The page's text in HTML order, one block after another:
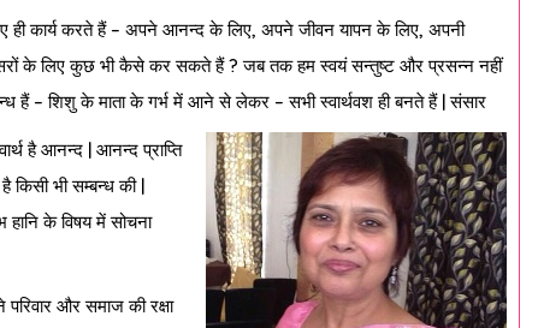
ही कार्य करते हैं – अपने आनन्द के लिए, अपने जीवन यापन के लिए, अपनी
के लिए कुछ भी कैसे कर सकते हैं ? जब तक हम स्वयं सन्तुष्ट और प्रसन्न नहीं
हैं – शिशु के माता के गर्भ में आने से लेकर – सभी स्वार्थवश ही बनते हैं | संसार
है आनन्द | आनन्द प्राप्ति
किसी भी सम्बन्ध की |
के विषय में सोचना
और समाज की रक्षा